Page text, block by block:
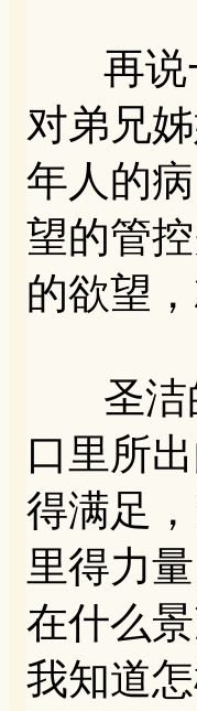
再说一
对弟兄
年人的
望的管
的欲望
圣洁的
口里所
得满足
里得力
在什么
我知道